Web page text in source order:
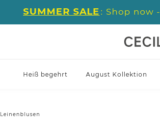
SUMMER SALE : Shop now -
Heiß begehrt August Kollektion
Leinenblusen